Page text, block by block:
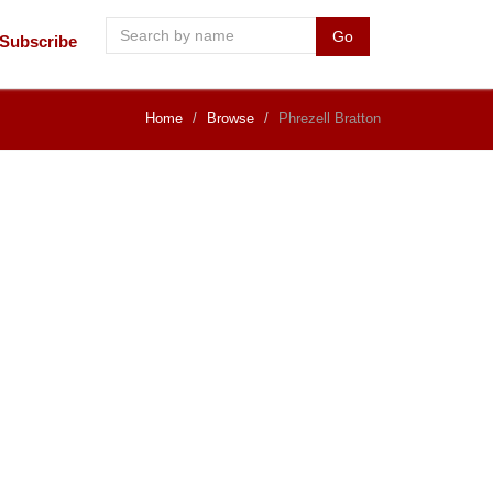
Subscribe Go
Home Browse Phrezell Bratton